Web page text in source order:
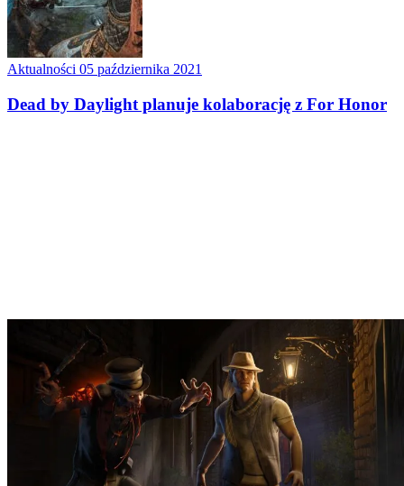
Aktualności 05 października 2021
Dead by Daylight planuje kolaborację z For Honor